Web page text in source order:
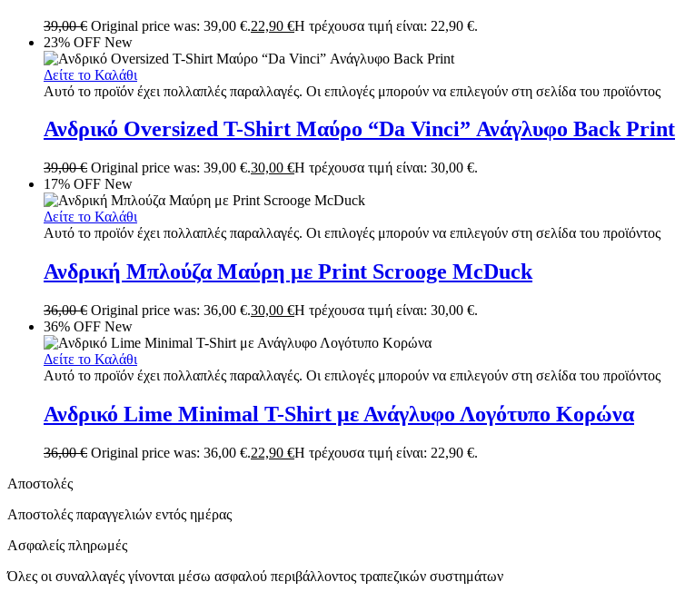
39,00€ Original price was: 39,00 €.22,90 €Η τρέχουσα τιμή είναι: 22,90 €.
23% OFF New
Δείτε το Καλάθι
Αυτό το προϊόν έχει πολλαπλές παραλλαγές. Οι επιλογές μπορούν να επιλεγούν στη σελίδα του προϊόντος
Ανδρικό Oversized T-Shirt Μαύρο “Da Vinci” Ανάγλυφο Back Print
39,00€ Original price was: 39,00 €.30,00 €Η τρέχουσα τιμή είναι: 30,00 €.
17% OFF New
Δείτε το Καλάθι
Αυτό το προϊόν έχει πολλαπλές παραλλαγές. Οι επιλογές μπορούν να επιλεγούν στη σελίδα του προϊόντος
Ανδρική Μπλούζα Μαύρη με Print Scrooge McDuck
36,00€ Original price was: 36,00 €.30,00 €Η τρέχουσα τιμή είναι: 30,00 €.
36% OFF New
Δείτε το Καλάθι
Αυτό το προϊόν έχει πολλαπλές παραλλαγές. Οι επιλογές μπορούν να επιλεγούν στη σελίδα του προϊόντος
Ανδρικό Lime Minimal T-Shirt με Ανάγλυφο Λογότυπο Κορώνα
36,00€ Original price was: 36,00 €.22,90 €Η τρέχουσα τιμή είναι: 22,90 €.
Αποστολές
Αποστολές παραγγελιών εντός ημέρας
Ασφαλείς πληρωμές
Όλες οι συναλλαγές γίνονται μέσω ασφαλού περιβάλλοντος τραπεζικών συστημάτων